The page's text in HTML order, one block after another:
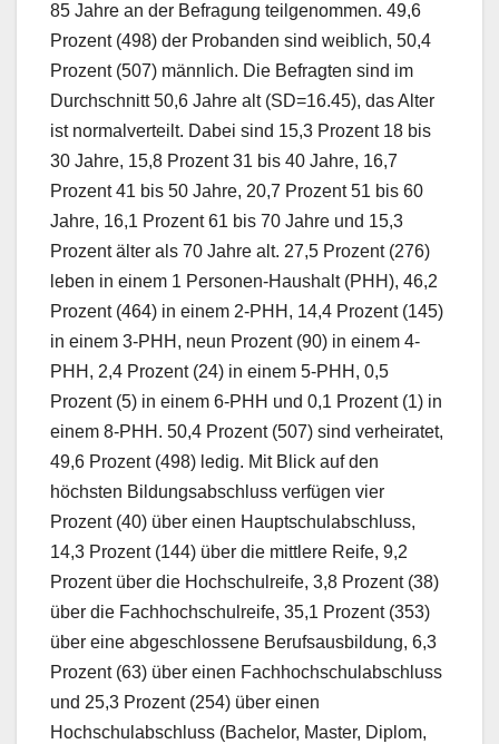
85 Jahre an der Befragung teilgenommen. 49,6
Prozent (498) der Probanden sind weiblich, 50,4
Prozent (507) männlich. Die Befragten sind im
Durchschnitt 50,6 Jahre alt (SD=16.45), das Alter
ist normalverteilt. Dabei sind 15,3 Prozent 18 bis
30 Jahre, 15,8 Prozent 31 bis 40 Jahre, 16,7
Prozent 41 bis 50 Jahre, 20,7 Prozent 51 bis 60
Jahre, 16,1 Prozent 61 bis 70 Jahre und 15,3
Prozent älter als 70 Jahre alt. 27,5 Prozent (276)
leben in einem 1 Personen-Haushalt (PHH), 46,2
Prozent (464) in einem 2-PHH, 14,4 Prozent (145)
in einem 3-PHH, neun Prozent (90) in einem 4-
PHH, 2,4 Prozent (24) in einem 5-PHH, 0,5
Prozent (5) in einem 6-PHH und 0,1 Prozent (1) in
einem 8-PHH. 50,4 Prozent (507) sind verheiratet,
49,6 Prozent (498) ledig. Mit Blick auf den
höchsten Bildungsabschluss verfügen vier
Prozent (40) über einen Hauptschulabschluss,
14,3 Prozent (144) über die mittlere Reife, 9,2
Prozent über die Hochschulreife, 3,8 Prozent (38)
über die Fachhochschulreife, 35,1 Prozent (353)
über eine abgeschlossene Berufsausbildung, 6,3
Prozent (63) über einen Fachhochschulabschluss
und 25,3 Prozent (254) über einen
Hochschulabschluss (Bachelor, Master, Diplom,